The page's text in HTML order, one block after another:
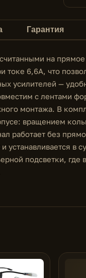
Гарантия
на прямое
токе 6,6A, что
усилителей —
с лентами
монтажа. В
вращением
работает без
устанавливается в
подсветки, где